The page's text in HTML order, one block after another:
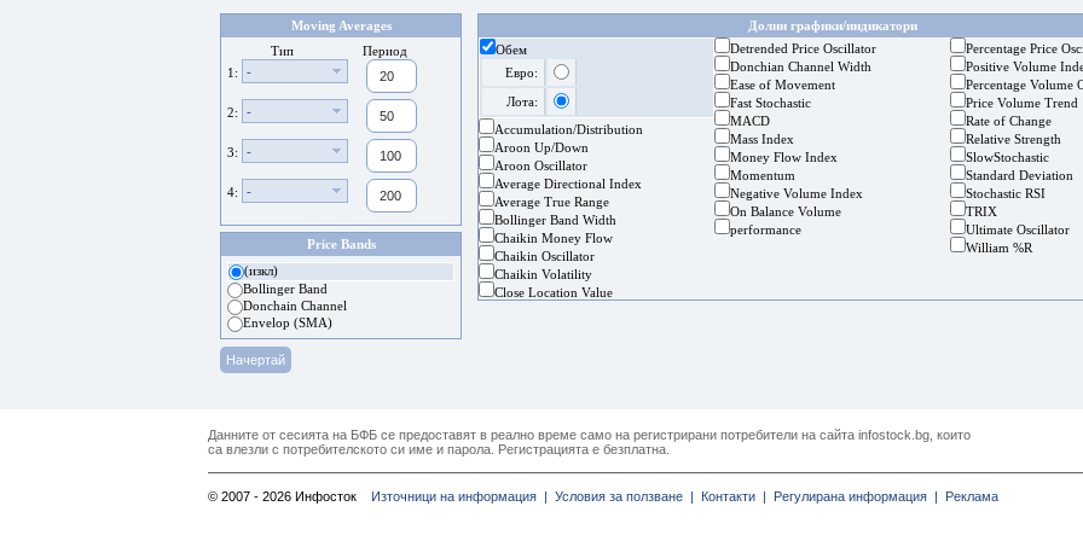
Moving Averages
Тип
Период
1:
-
2: -
3: -
4: -
Price Bands
(изкл)
Bollinger Band
Donchain Channel
Envelop (SMA)
Долни графики/индикатори
Обем
Евро:
Лота:
Accumulation/Distribution
Aroon Up/Down
Aroon Oscillator
Average Directional Index
Average True Range
Bollinger Band Width
Chaikin Money Flow
Chaikin Oscillator
Chaikin Volatility
Close Location Value
Detrended Price Oscillator
Donchian Channel Width
Ease of Movement
Fast Stochastic
MACD
Mass Index
Money Flow Index
Momentum
Negative Volume Index
On Balance Volume
performance
Percentage Price
Positive Volume
Percentage Volume
Price Volume Trend
Rate of Change
Relative Strength
SlowStochastic
Standard Deviation
Stochastic RSI
TRIX
Ultimate Oscillator
William %R
Данните от сесията на БФБ се предоставят в реално време само на регистрирани потребители на сайта infostock.bg, които
са влезли с потребителското си име и парола. Регистрацията е безплатна.
© 2007 - 2026 Инфосток Източници на информация | Условия за ползване | Контакти | Регулирана информация | Реклама